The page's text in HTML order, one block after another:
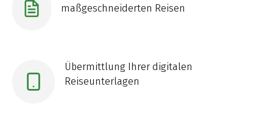
maßgeschneiderten Reisen
Übermittlung Ihrer digitalen
Reiseunterlagen